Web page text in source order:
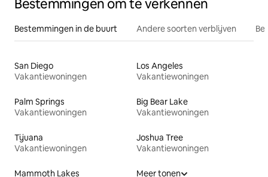
Bestemmingen om te verkennen
Bestemmingen in de buurt Andere soorten verblijven
San Diego
Vakantiewoningen
Los Angeles
Vakantiewoningen
Palm Springs
Vakantiewoningen
Big Bear Lake
Vakantiewoningen
Tijuana
Vakantiewoningen
Joshua Tree
Vakantiewoningen
Mammoth Lakes
Meer tonen